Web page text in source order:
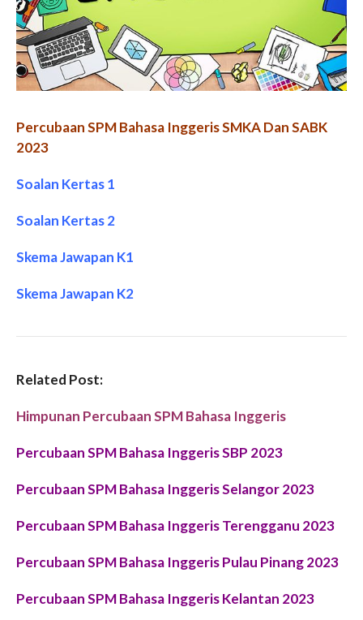
Percubaan SPM Bahasa Inggeris SMKA Dan SABK
2023
Soalan Kertas 1
Soalan Kertas 2
Skema Jawapan K1
Skema Jawapan K2
Related Post:
Himpunan Percubaan SPM Bahasa Inggeris
Percubaan SPM Bahasa Inggeris SBP 2023
Percubaan SPM Bahasa Inggeris Selangor 2023
Percubaan SPM Bahasa Inggeris Terengganu 2023
Percubaan SPM Bahasa Inggeris Pulau Pinang 2023
Percubaan SPM Bahasa Inggeris Kelantan 2023